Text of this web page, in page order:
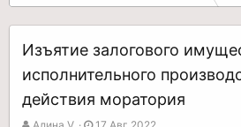
Изъятие залогового
исполнительного
действия моратория
А
Д